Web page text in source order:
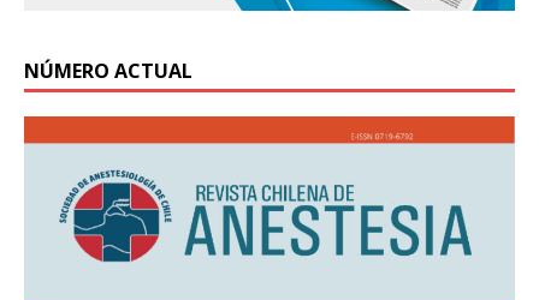
NÚMERO ACTUAL